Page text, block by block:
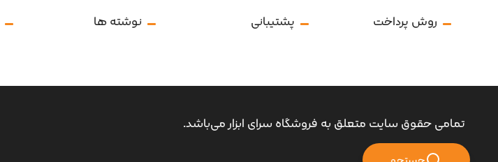
روش پرداخت پشتیبانی نوشته ها
تمامی حقوق سایت متعلق به فروشگاه سرای ابزار می‌باشد.